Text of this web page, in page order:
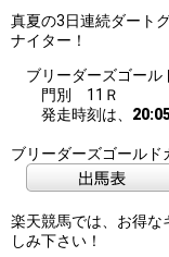
真夏の3日連続ダート
ナイター！
ブリーダーズゴール
門別 11Ｒ
発走時刻は、
ブリーダーズゴール
楽天競馬では、お得な
しみ下さい！